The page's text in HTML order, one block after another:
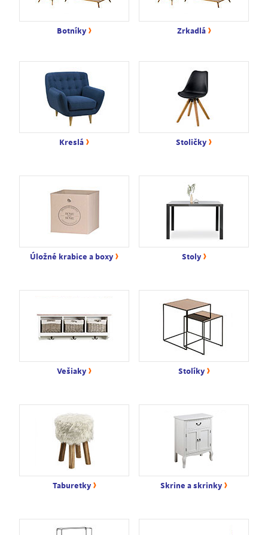
Botníky › Zrkadlá ›
Kreslá › Stoličky ›
Úložné krabice a boxy › Stoly ›
Vešiaky › Stolíky ›
Taburetky › Skrine a skrinky ›